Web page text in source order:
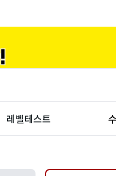
레벨테스트